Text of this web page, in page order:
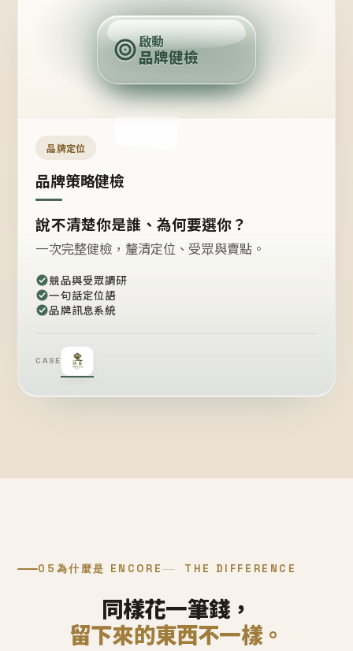
定
位
點
啟動
品牌健檢
品牌定位
品牌策略健檢
說不清楚你是誰、為何要選你？
一次完整健檢，釐清定位、受眾與賣點。
競品與受眾調研
一句話定位語
品牌訊息系統
CASE
05 為什麼是 ENCORE THE DIFFERENCE
同樣花一筆錢，
留下來的東西不一樣。